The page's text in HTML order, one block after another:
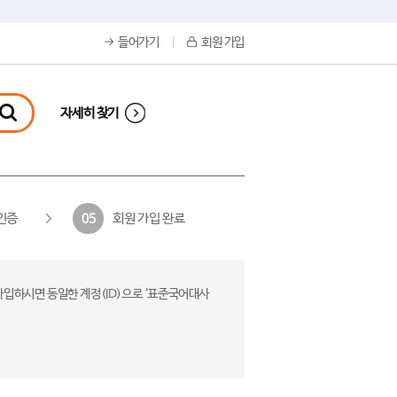
들어가기 회원 가입
자세히 찾기
증 05 회원 가입 완료
하시면 동일한 계정(ID)으로 ‘표준국어대사